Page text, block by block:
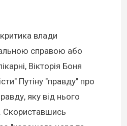
критика влади
справою або
Вікторія Боня
Путіну "правду" про
яку від нього
Скориставшись